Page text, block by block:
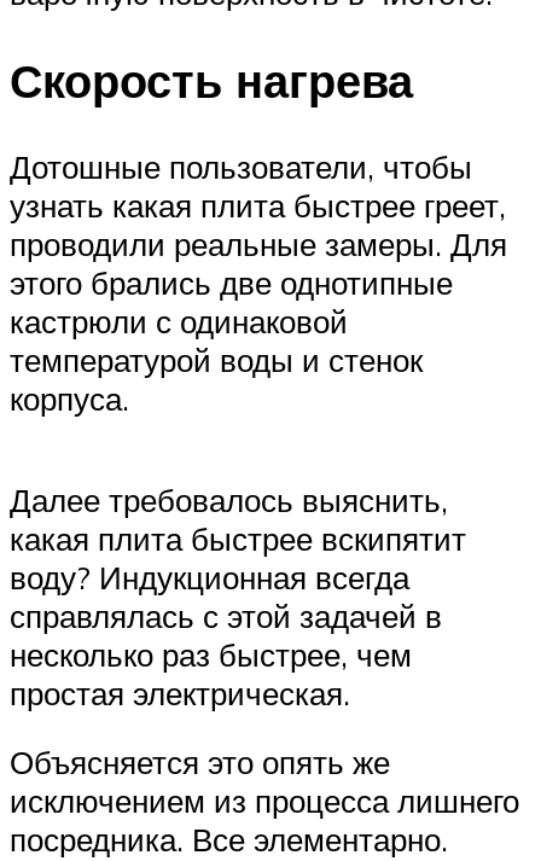
Скорость нагрева
Дотошные пользователи, чтобы
узнать какая плита быстрее греет,
проводили реальные замеры. Для
этого брались две однотипные
кастрюли с одинаковой
температурой воды и стенок
корпуса.
Далее требовалось выяснить,
какая плита быстрее вскипятит
воду? Индукционная всегда
справлялась с этой задачей в
несколько раз быстрее, чем
простая электрическая.
Объясняется это опять же
исключением из процесса лишнего
посредника. Все элементарно.